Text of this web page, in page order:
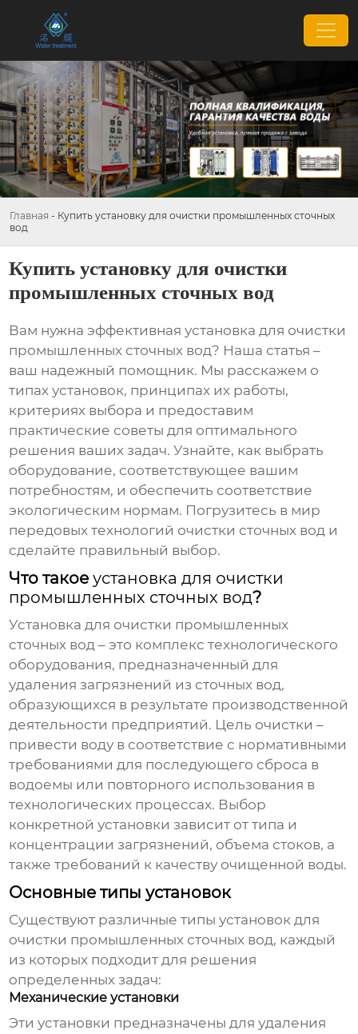
Главная - Купить установку для очистки промышленных сточных
вод
Купить установку для очистки
промышленных сточных вод
Вам нужна эффективнаяустановка для очистки
промышленных сточных вод? Наша статья –
ваш надежный помощник. Мы расскажем о
типах установок, принципах их работы,
критериях выбора и предоставим
практические советы для оптимального
решения ваших задач. Узнайте, как выбрать
оборудование, соответствующее вашим
потребностям, и обеспечить соответствие
экологическим нормам. Погрузитесь в мир
передовых технологий очистки сточных вод и
сделайте правильный выбор.
Что такоеустановка для очистки
промышленных сточных вод?
Установка для очистки промышленных
сточных вод – это комплекс технологического
оборудования, предназначенный для
удаления загрязнений из сточных вод,
образующихся в результате производственной
деятельности предприятий. Цель очистки –
привести воду в соответствие с нормативными
требованиями для последующего сброса в
водоемы или повторного использования в
технологических процессах. Выбор
конкретной установки зависит от типа и
концентрации загрязнений, объема стоков, а
также требований к качеству очищенной воды.
Основные типы установок
Существуют различные типыустановок для
очистки промышленных сточных вод, каждый
из которых подходит для решения
определенных задач:
Механические установки
Эти установки предназначены для удаления